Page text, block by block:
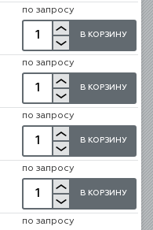
по запросу
В КОРЗИНУ
по запросу
В КОРЗИНУ
по запросу
В КОРЗИНУ
по запросу
В КОРЗИНУ
по запросу